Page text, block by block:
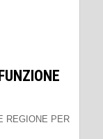
REGIONE PER